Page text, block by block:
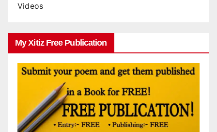
Videos
My Xitiz Free Publication